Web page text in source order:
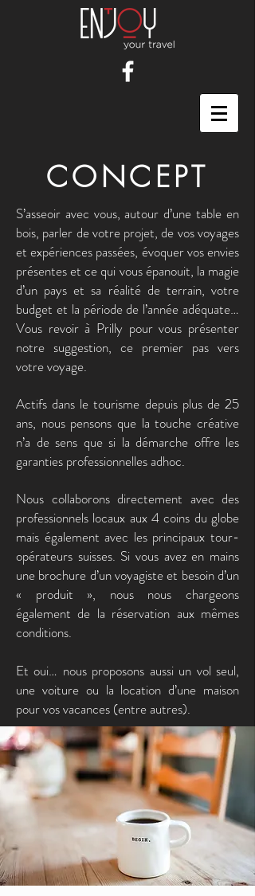
CONCEPT
S’asseoir avec vous, autour d’une table en
bois, parler de votre projet, de vos voyages
et expériences passées, évoquer vos envies
présentes et ce qui vous épanouit, la magie
d’un pays et sa réalité de terrain, votre
budget et la période de l’année adéquate…
Vous revoir à Prilly pour vous présenter
notre suggestion, ce premier pas vers
votre voyage.
Actifs dans le tourisme depuis plus de 25
ans, nous pensons que la touche créative
n’a de sens que si la démarche offre les
garanties professionnelles adhoc.
Nous collaborons directement avec des
professionnels locaux aux 4 coins du globe
mais également avec les principaux tour-
opérateurs suisses. Si vous avez en mains
une brochure d’un voyagiste et besoin d’un
« produit », nous nous chargeons
également de la réservation aux mêmes
conditions.
Et oui… nous proposons aussi un vol seul,
une voiture ou la location d’une maison
pour vos vacances (entre autres).